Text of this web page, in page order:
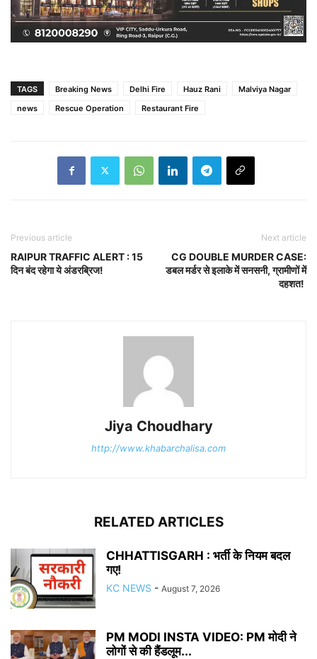
TAGS Breaking News Delhi Fire Hauz Rani
Malviya Nagar
news
Rescue Operation Restaurant Fire
Previous article
RAIPUR TRAFFIC ALERT : 15
दिन बंद रहेगा ये अंडरब्रिज!
Next article
CG DOUBLE MURDER CASE:
डबल मर्डर से इलाके में सनसनी, ग्रामीणों में
दहशत!
Jiya Choudhary
http://www.khabarchalisa.com
RELATED ARTICLES
CHHATTISGARH : भर्ती के नियम बदल
गए!
KC NEWS - August 7, 2026
PM MODI INSTA VIDEO: PM मोदी ने
लोगों से की हैंडलूम...